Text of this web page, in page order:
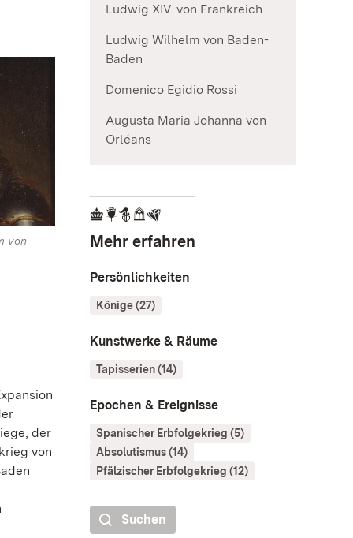
von
der
von
Ludwig XIV. von Frankreich
Ludwig Wilhelm von Baden-
Baden
Domenico Egidio Rossi
Augusta Maria Johanna von
Orléans
Mehr erfahren
Persönlichkeiten
Könige (27)
Kunstwerke & Räume
Tapisserien (14)
Epochen & Ereignisse
Spanischer Erbfolgekrieg (5)
Absolutismus (14)
Pfälzischer Erbfolgekrieg (12)
Suchen